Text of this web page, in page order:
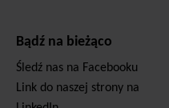
Bądź na bieżąco
Śledź nas na Facebooku
Link do naszej strony na